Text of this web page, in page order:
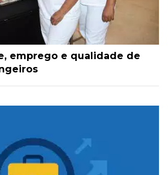
emprego e qualidade de